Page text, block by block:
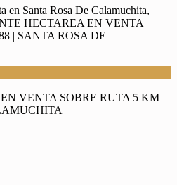
VENTA SOBRE RUTA 5 KM